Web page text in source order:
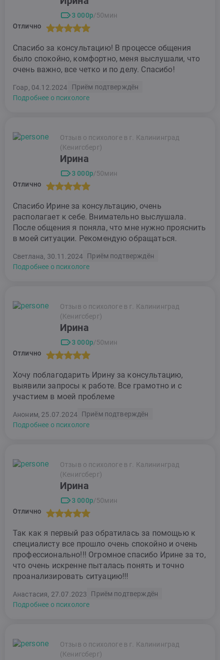
3 000р/50мин
Отлично
Спасибо за консультацию! В процессе общения
было спокойно, комфортно, меня выслушали, что
очень важно, все четко и по делу. Спасибо!
Гоар, 04.12.2024
Приём подтверждён
Подробнее о психологе
Отзыв о психологе в г. Калининград
(Кенигсберг)
Ирина
3 000р/50мин
Отлично
Спасибо Ирине за консультацию, очень
располагает к себе. Внимательно выслушала.
После общения я поняла, что мне нужно прояснить
в моей ситуации. Рекомендую обращаться.
Светлана, 30.11.2024 Приём подтверждён
Подробнее о психологе
Отзыв о психологе в г. Калининград
(Кенигсберг)
Ирина
3 000р/50мин
Отлично
Хочу поблагодарить Ирину за консультацию,
выявили запросы к работе. Все грамотно и с
участием в моей проблеме
Аноним, 25.07.2024 Приём подтверждён
Подробнее о психологе
Отзыв о психологе в г. Калининград
(Кенигсберг)
Ирина
3 000р/50мин
Отлично
Так как я первый раз обратилась за помощью к
специалисту все прошло очень спокойно и очень
профессионально!!! Огромное спасибо Ирине за то,
что очень искренне пыталась понять и точно
проанализировать ситуацию!!!
Анастасия, 27.07.2023
Приём подтверждён
Подробнее о психологе
Отзыв о психологе в г. Калининград
(Кенигсберг)